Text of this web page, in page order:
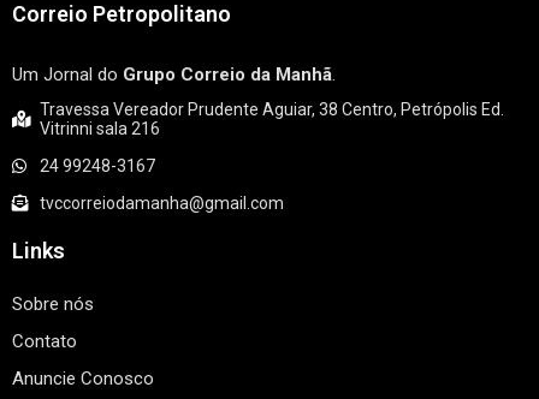
Correio Petropolitano
Um Jornal do Grupo Correio da Manhã.
Travessa Vereador Prudente Aguiar, 38 Centro, Petrópolis Ed.
Vitrinni sala 216
24 99248-3167
tvccorreiodamanha@gmail.com
Links
Sobre nós
Contato
Anuncie Conosco